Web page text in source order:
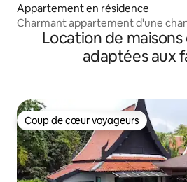
Appartement en résidence
Charmant appartement d'une
piscine.Location de
adaptées aux
Coup de cœur voyageurs
Coup de cœur voyageurs